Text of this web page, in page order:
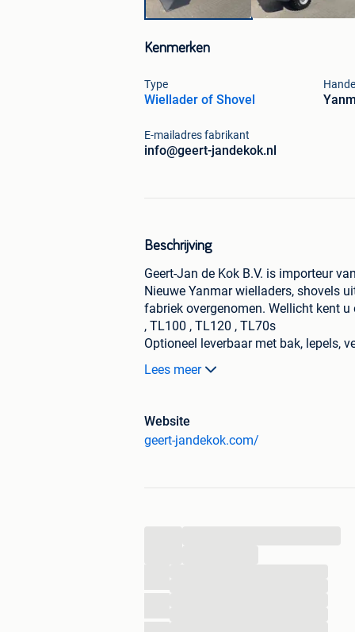
Kenmerken
Type
Wiellader of Shovel
E-mailadres fabrikant
info@geert-jandekok.nl
Beschrijving
Geert-Jan de Kok B.V. is importeur
Nieuwe Yanmar wielladers, shovels
fabriek overgenomen. Wellicht kent
, TL100 , TL120 , TL70s
Optioneel leverbaar met bak, lepels,
mogelijkheden.
Conventioneel
Lees meer
Website
geert-jandekok.com/